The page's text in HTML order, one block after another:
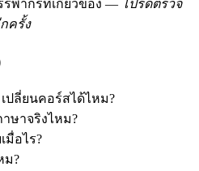
รพากรที่เกี่ยวข้อง — โปรดตรวจ
ครั้ง
ปลี่ยนคอร์สได้ไหม?
ษาจริงไหม?
มื่อไร?
ม?